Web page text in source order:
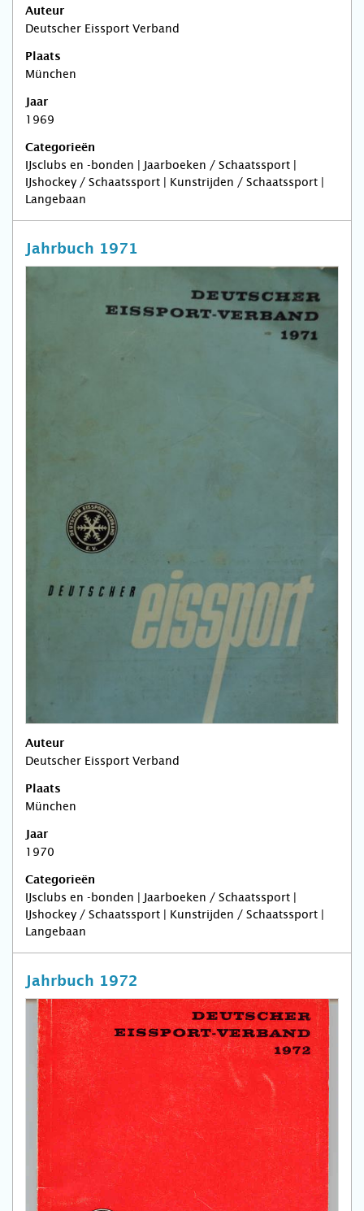
Auteur
Deutscher Eissport Verband
Plaats
München
Jaar
1969
Categorieën
IJsclubs en -bonden | Jaarboeken / Schaatssport |
IJshockey / Schaatssport | Kunstrijden / Schaatssport |
Langebaan
Jahrbuch 1971
Auteur
Deutscher Eissport Verband
Plaats
München
Jaar
1970
Categorieën
IJsclubs en -bonden | Jaarboeken / Schaatssport |
IJshockey / Schaatssport | Kunstrijden / Schaatssport |
Langebaan
Jahrbuch 1972